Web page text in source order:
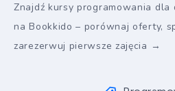
Znajdź kursy programowania dla
na Bookkido – porównaj oferty,
zarezerwuj pierwsze zajęcia →